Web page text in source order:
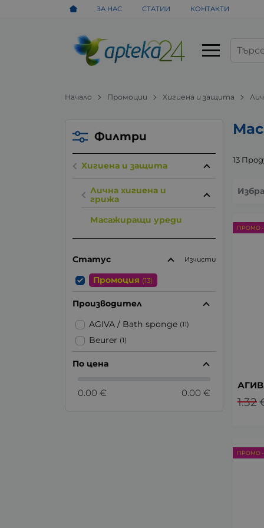
ЗА НАС СТАТИИ КОНТАКТИ
Начало Промоции Хигиена и защита
13
1.32
ПРОМО -
ПРОМО -
Филтри
Хигиена и защита
Лична хигиена и
грижа
Масажиращи уреди
Статус Изчисти
Промоция (13)
Производител
AGIVA / Bath sponge (11)
Beurer (1)
По цена
0.00 € 0.00 €